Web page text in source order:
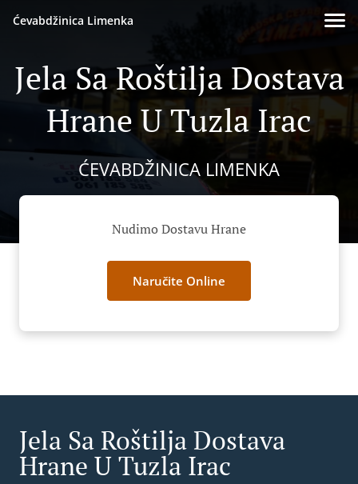
Ćevabdžinica Limenka
Jela Sa Roštilja Dostava
Hrane U Tuzla Irac
ĆEVABDŽINICA LIMENKA
Nudimo Dostavu Hrane
Naručite Online
Jela Sa Roštilja Dostava
Hrane U Tuzla Irac